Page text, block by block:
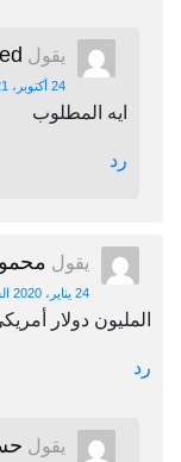
يقول
24 أكتوبر، 2021 الساعة 12:13 م
ايه المطلوب
رد
يقول
24 يناير، 2020 الساعة 10:37 م
المليون دولار
رد
يقول